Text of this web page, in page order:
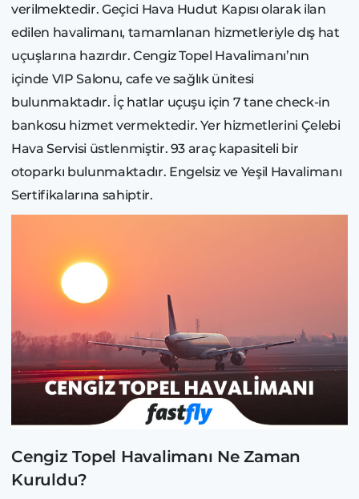
verilmektedir. Geçici Hava Hudut Kapısı olarak ilan
edilen havalimanı, tamamlanan hizmetleriyle dış hat
uçuşlarına hazırdır. Cengiz Topel Havalimanı’nın
içinde VIP Salonu, cafe ve sağlık ünitesi
bulunmaktadır. İç hatlar uçuşu için 7 tane check-in
bankosu hizmet vermektedir. Yer hizmetlerini Çelebi
Hava Servisi üstlenmiştir. 93 araç kapasiteli bir
otoparkı bulunmaktadır. Engelsiz ve Yeşil Havalimanı
Sertifikalarına sahiptir.
Cengiz Topel Havalimanı Ne Zaman
Kuruldu?